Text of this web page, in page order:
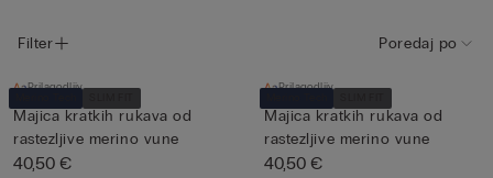
Filter Poredaj po
Prilagodljiv
Majica kratkih rukava od
rastezljive merino vune
40,50 €
Prilagodljiv
Majica kratkih rukava od
rastezljive merino vune
40,50 €